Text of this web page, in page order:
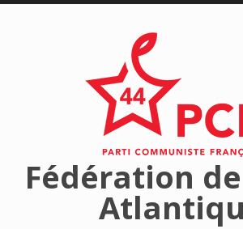
Aller au contenu principal
Fédération